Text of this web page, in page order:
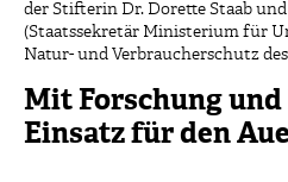
der Stifterin Dr. Dorette Staab
(Staatssekretär Ministerium für
Natur- und Verbraucherschutz
Mit Forschung
Einsatz für den